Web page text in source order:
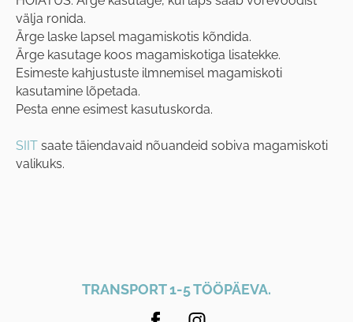
välja ronida.
Ärge laske lapsel magamiskotis kõndida.
Ärge kasutage koos magamiskotiga lisatekke.
Esimeste kahjustuste ilmnemisel magamiskoti
kasutamine lõpetada.
Pesta enne esimest kasutuskorda.
SIIT saate täiendavaid nõuandeid sobiva magamiskoti
valikuks.
TRANSPORT 1-5 TÖÖPÄEVA.